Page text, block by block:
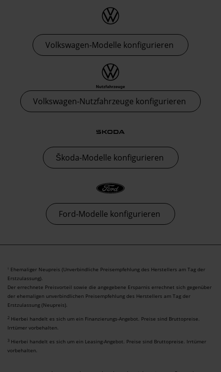
Volkswagen-Modelle konfigurieren
Volkswagen-Nutzfahrzeuge konfigurieren
Škoda-Modelle konfigurieren
Ford-Modelle konfigurieren
1 Ehemaliger Neupreis (Unverbindliche Preisempfehlung des Herstellers am Tag der
Erstzulassung).
Der errechnete Preisvorteil sowie die angegebene Ersparnis errechnet sich gegenüber
der ehemaligen unverbindlichen Preisempfehlung des Herstellers am Tag der
Erstzulassung (Neupreis).
2 Hierbei handelt es sich um ein Finanzierungs-Angebot. Preise sind Bruttopreise.
Irrtümer vorbehalten.
3 Hierbei handelt es sich um ein Leasing-Angebot. Preise sind Bruttopreise. Irrtümer
vorbehalten.